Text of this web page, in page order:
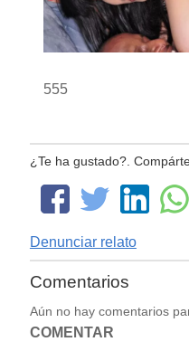
555
¿Te ha gustado?.
Denunciar relato
Comentarios
Aún no hay comentarios
COMENTAR